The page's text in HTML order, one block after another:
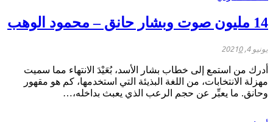
14 مليون صوت وبشار حانق – محمود الوهب
يونيو 4, 2021 0
أدرك من استمع إلى خطاب بشار الأسد، بُعَيْدَ الانتهاء مما سميت
مهزلة الانتخابات، من اللغة البذيئة التي استخدمها، كم هو مقهور
وحانق. ما يعبِّر عن حجم الرعب الذي يعبث بداخله،…